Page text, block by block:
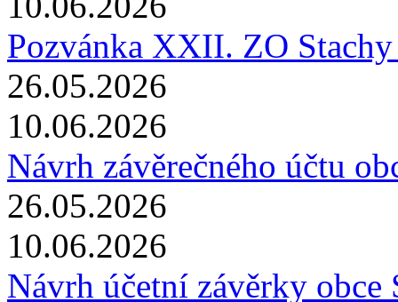
Pozvánka XXII. ZO
26.05.2026
10.06.2026
Návrh závěrečného účtu
26.05.2026
10.06.2026
Návrh účetní závěrky obce